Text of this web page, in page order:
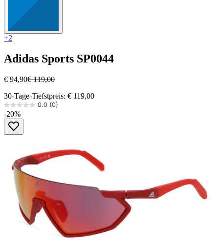
+2
Adidas Sports SP0044
€ 94,90€ 119,00
30-Tage-Tiefstpreis: € 119,00
0.0 (0)
0.0
von
Sternen.
-20%